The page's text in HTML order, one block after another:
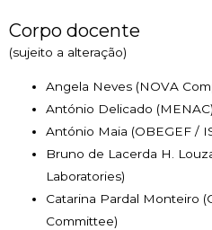
Corpo docente
(sujeito a alteração)
Angela Neves (NOVA
António Delicado (MENAC)
António Maia (OBEGEF /
Bruno de Lacerda H.
Laboratories)
Catarina Pardal Monteiro
Committee)